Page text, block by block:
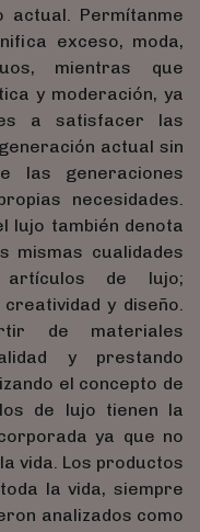
actual. Permítanme
exceso, moda,
mientras que
y moderación, ya
a satisfacer las
actual sin
las generaciones
necesidades.
lujo también denota
mismas cualidades
de lujo;
y diseño.
de materiales
y prestando
el concepto de
de lujo tienen la
ya que no
vida. Los productos
la vida, siempre
analizados como